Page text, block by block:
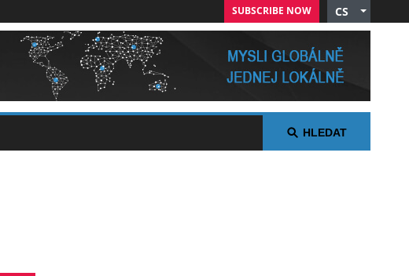
CS
English
German
Russian
Polish
SUBSCRIBE NOW
HLEDAT